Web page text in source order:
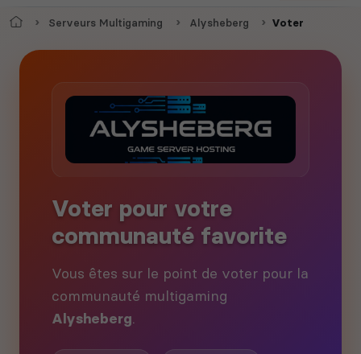
AccueilServeurs Multigaming Alysheberg Voter
Voter pour votre
communauté favorite
Vous êtes sur le point de voter pour la
communauté multigaming
Alysheberg.